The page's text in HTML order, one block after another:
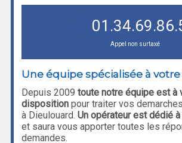
Appel non surtaxé
Une équipe spécialisée à
Depuis 2009 toute notre équipe est à
dispositionpour traiter vos
à Dieulouard. Un opérateur est dédié
et saura vous apporter toutes les
demandes.